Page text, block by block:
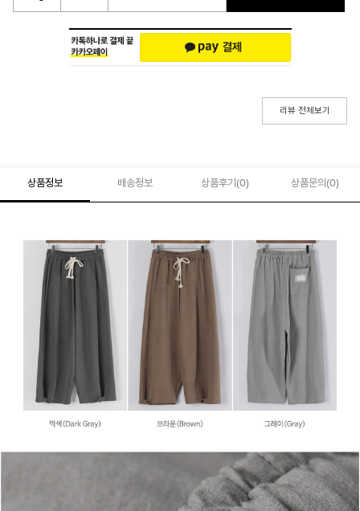
리뷰 전체보기
상품정보 배송정보 상품후기(0) 상품문의 (0)